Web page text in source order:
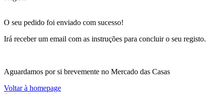
O seu pedido foi enviado com sucesso!
Irá receber um email com as instruções para concluir o seu registo.
Aguardamos por si brevemente no Mercado das Casas
Voltar à homepage